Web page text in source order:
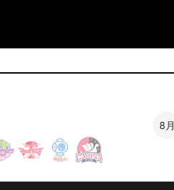
8月